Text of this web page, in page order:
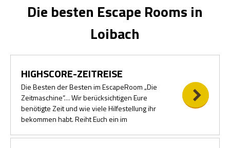
Die besten Escape Rooms in
Loibach
HIGHSCORE-ZEITREISE
Die Besten der Besten im EscapeRoom „Die
Zeitmaschine“… Wir berücksichtigen Eure
benötigte Zeit und wie viele Hilfestellung ihr
bekommen habt. Reiht Euch ein im